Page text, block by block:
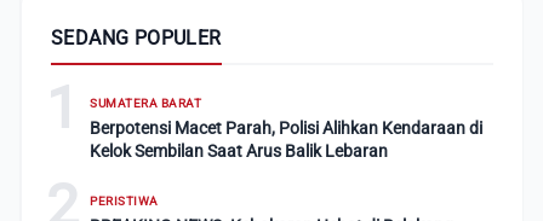
SEDANG POPULER
1 SUMATERA BARAT
Berpotensi Macet Parah, Polisi Alihkan Kendaraan di
Kelok Sembilan Saat Arus Balik Lebaran
2 PERISTIWA